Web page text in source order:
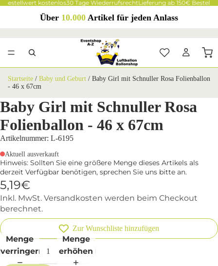
Bestellwert kostenlos30 Tage WiederrufsrechtLieferung ab 150€
Über 10.000 Artikel für jeden Anlass
Startseite / Baby und Geburt / Baby Girl mit Schnuller Rosa Folienballon
- 46 x 67cm
Baby Girl mit Schnuller Rosa
Folienballon - 46 x 67cm
Artikelnummer: L-6195
Aktuell ausverkauft
Hinweis: Sollten Sie eine größere Menge dieses Artikels als
derzeit Verfügbar benötigen, sprechen Sie uns bitte an.
5,19€
Inkl. MwSt. Versandkosten werden beim Checkout
berechnet.
Zur Wunschliste hinzufügen
Menge
verringern
Menge
erhöhen